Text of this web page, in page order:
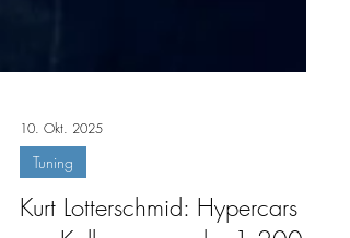
10. Okt. 2025
Tuning